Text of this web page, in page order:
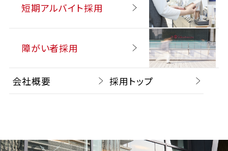
短期アルバイト採用
障がい者採用
会社概要 採用トップ